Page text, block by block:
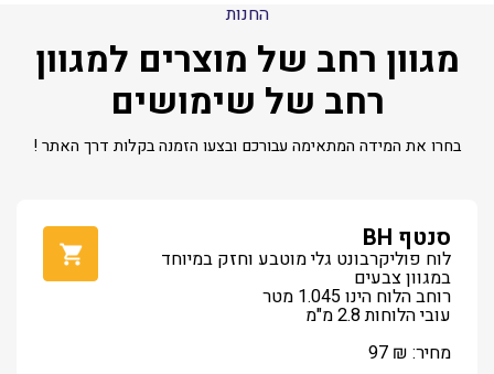
החנות
מגוון רחב של מוצרים למגוון
רחב של שימושים
בחרו את המידה המתאימה עבורכם ובצעו הזמנה בקלות דרך האתר !
סנטף BH
לוח פוליקרבונט גלי מוטבע וחזק במיוחד
במגוון צבעים
רוחב הלוח הינו 1.045 מטר
עובי הלוחות 2.8 מ"מ
מחיר:
97 ₪